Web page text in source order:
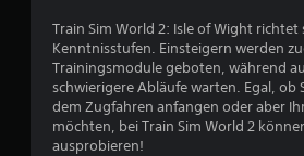
Train Sim World 2: Isle of Wight richtet
Kenntnisstufen. Einsteigern werden
Trainingsmodule geboten, während
schwierigere Abläufe warten. Egal, ob
dem Zugfahren anfangen oder aber
möchten, bei Train Sim World 2
ausprobieren!